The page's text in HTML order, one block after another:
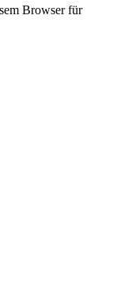
Browser für